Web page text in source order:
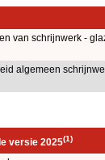
van schrijnwerk -
algemeen
versie 2025(1)